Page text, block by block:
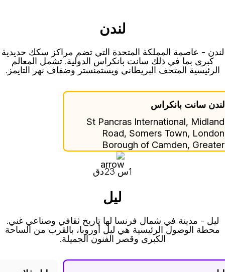
لندن
لندن - عاصمة المملكة المتحدة التي تضم مراكز سكك حديدية
كبرى بما في ذلك سانت بانكراس الدولية. تشمل المعالم
الرئيسية المتحف البريطاني ويستمنستر وضفاف نهر التايمز.
لندن سانت بانكراس
St Pancras International, Midland
Road, Somers Town, London
Borough of Camden, Greater
London, England, N1C 4QP, United
1س 23دق
ليل
ليل - مدينة في شمال فرنسا لها تاريخ ثقافي وصناعي غني.
محطة الوصول الرئيسية هي ليل أوروبا، بالقرب من الساحة
الكبرى وقصر الفنون الجميلة.